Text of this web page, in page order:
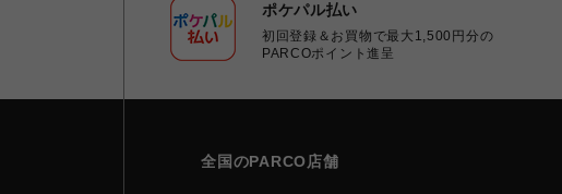
ポケパル払い
初回登録＆お買物で最大1,500円分の
PARCOポイント進呈
全国のPARCO店舗